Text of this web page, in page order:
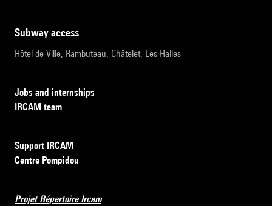
subway access
Hôtel de Ville, Rambuteau, Châtelet, Les Halles
Jobs and internships
IRCAM team
Support IRCAM
Centre Pompidou
Projet Répertoire Ircam